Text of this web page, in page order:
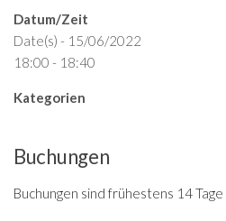
Datum/Zeit
Date(s) - 15/06/2022
18:00 - 18:40
Kategorien
Buchungen
Buchungen sind frühestens 14 Tage